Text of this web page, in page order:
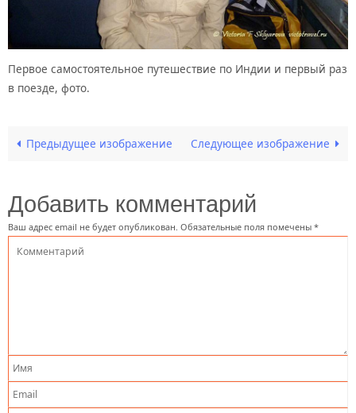
Первое самостоятельное путешествие по Индии и первый раз
в поезде, фото.
Предыдущее изображение Следующее изображение
Добавить комментарий
Ваш адрес email не будет опубликован. Обязательные поля помечены *